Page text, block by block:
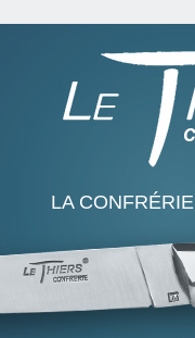
LA CONFRÉRIE